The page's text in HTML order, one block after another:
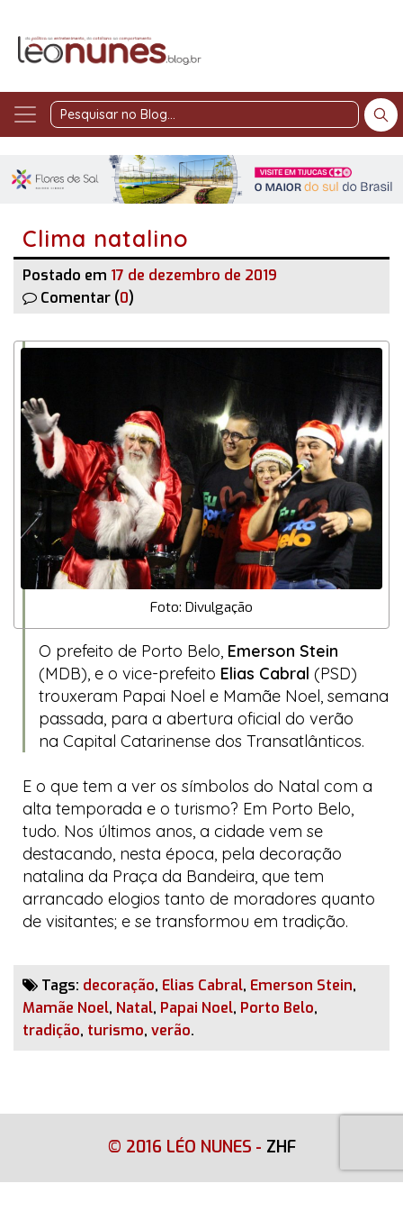
Pesquisar
Blog
Clima natalino
Postado em 17 de dezembro de 2019
Comentar (0)
Foto: Divulgação
O prefeito de Porto Belo, Emerson Stein
(MDB), e o vice-prefeito Elias Cabral (PSD)
trouxeram Papai Noel e Mamãe Noel, semana
passada, para a abertura oficial do verão
na Capital Catarinense dos Transatlânticos.
E o que tem a ver os símbolos do Natal com a
alta temporada e o turismo? Em Porto Belo,
tudo. Nos últimos anos, a cidade vem se
destacando, nesta época, pela decoração
natalina da Praça da Bandeira, que tem
arrancado elogios tanto de moradores quanto
de visitantes; e se transformou em tradição.
Tags: decoração, Elias Cabral, Emerson Stein,
Mamãe Noel, Natal, Papai Noel, Porto Belo,
tradição, turismo, verão.
© 2016 LÉO NUNES - ZHF